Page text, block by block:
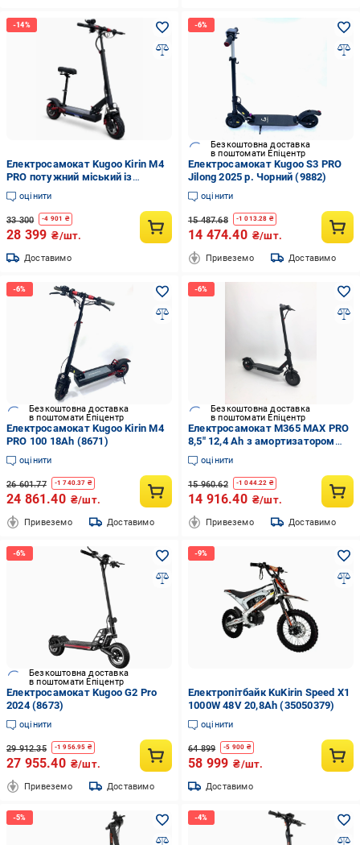
Електросамокат Kugoo Kirin M4
PRO потужний міський із
двигуном 2000W акумулятором
48V 21Ah колесами 10,5”
сидінням і сигналізацією до 50
км
оцінити
33 300 -4 901 ₴
28 399 ₴/шт.
Доставимо
Безкоштовна доставка
в поштомати Епіцентр
Електросамокат Kugoo S3 PRO
Jilong 2025 р. Чорний (9882)
оцінити
15 487.68 -1 013.28 ₴
14 474.40 ₴/шт.
Привеземо Доставимо
Безкоштовна доставка
в поштомати Епіцентр
Електросамокат Kugoo Kirin M4
PRO 100 18Ah (8671)
оцінити
26 601.77 -1 740.37 ₴
24 861.40 ₴/шт.
Привеземо Доставимо
Безкоштовна доставка
в поштомати Епіцентр
Електросамокат M365 MAX PRO
8,5" 12,4 Ah з амортизатором
(8655)
оцінити
15 960.62 -1 044.22 ₴
14 916.40 ₴/шт.
Привеземо Доставимо
Безкоштовна доставка
в поштомати Епіцентр
Електросамокат Kugoo G2 Pro
2024 (8673)
оцінити
29 912.35 -1 956.95 ₴
27 955.40 ₴/шт.
Привеземо Доставимо
Електропітбайк KuKirin Speed X1
1000W 48V 20,8Ah (35050379)
оцінити
64 899 -5 900 ₴
58 999 ₴/шт.
Доставимо